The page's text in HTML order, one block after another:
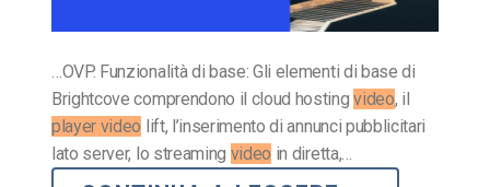
…OVP. Funzionalità di base: Gli elementi di base di
Brightcove comprendono il cloud hostingvideo, il
player video lift, l’inserimento di annunci pubblicitari
lato server, lo streaming video in diretta,…